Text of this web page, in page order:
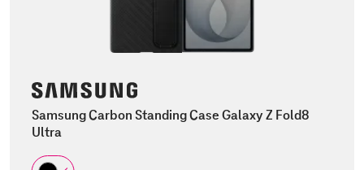
Samsung Carbon Standing Case Galaxy Z Fold8
Ultra